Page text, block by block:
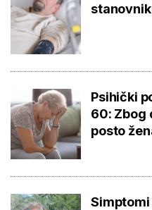
Psihički
60: Zbog
posto